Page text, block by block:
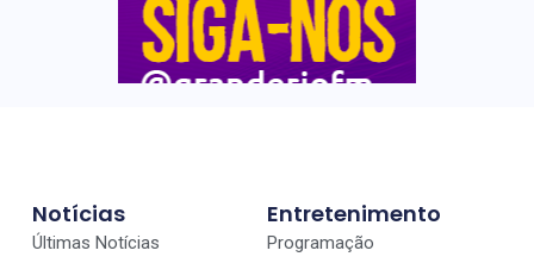
Notícias
Últimas Notícias
Entretenimento
Programação